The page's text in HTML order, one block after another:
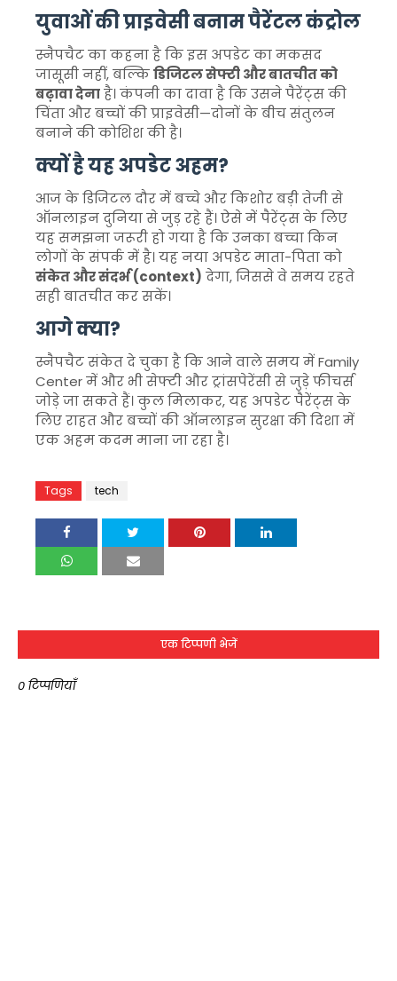
युवाओं की प्राइवेसी बनाम पैरेंटल कंट्रोल
स्नैपचैट का कहना है कि इस अपडेट का मकसद
जासूसी नहीं, बल्किडिजिटल सेफ्टी और बातचीत को
बढ़ावा देनाहै। कंपनी का दावा है कि उसने पैरेंट्स की
चिंता और बच्चों की प्राइवेसी—दोनों के बीच संतुलन
बनाने की कोशिश की है।
क्यों है यह अपडेट अहम?
आज के डिजिटल दौर में बच्चे और किशोर बड़ी तेजी से
ऑनलाइन दुनिया से जुड़ रहे हैं। ऐसे में पैरेंट्स के लिए
यह समझना जरूरी हो गया है कि उनका बच्चा किन
लोगों के संपर्क में है। यह नया अपडेट माता-पिता को
संकेत और संदर्भ (context) देगा, जिससे वे समय रहते
सही बातचीत कर सकें।
आगे क्या?
स्नैपचैट संकेत दे चुका है कि आने वाले समय में Family
Center में और भी सेफ्टी और ट्रांसपेरेंसी से जुड़े फीचर्स
जोड़े जा सकते हैं। कुल मिलाकर, यह अपडेट पैरेंट्स के
लिए राहत और बच्चों की ऑनलाइन सुरक्षा की दिशा में
एक अहम कदम माना जा रहा है।
Tags tech
एक टिप्पणी भेजें
0 टिप्पणियाँ